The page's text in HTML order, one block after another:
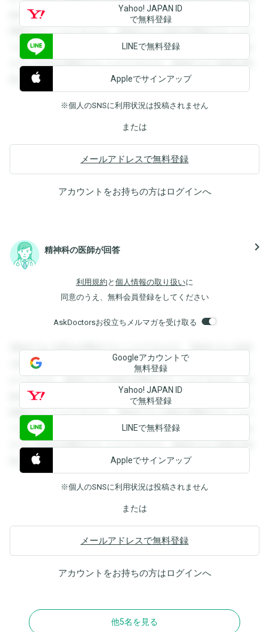
録すると回答を閲覧することができます。登録すると回答を
閲覧することができます。登録すると回答を閲覧することが
できます。登録すると回答を閲覧することができます。登録
すると回答を閲覧することができます。登録すると回答を閲
覧することができます。
Yahoo! JAPAN ID
で無料登録
LINEで無料登録
Appleでサインアップ
※個人のSNSに利用状況は投稿されません
または
メールアドレスで無料登録
アカウントをお持ちの方はログインへ
精神科の医師が回答 navigate_next
利用規約 と 個人情報の取り扱いに
同意のうえ、無料会員登録をしてください
AskDoctorsお役立ちメルマガを受け取る
登録すると回答を閲覧することができます。登録すると回答
を閲覧することができます。登録すると回答を閲覧すること
ができます。登録すると回答を閲覧することができます。登
録すると回答を閲覧することができます。登録すると回答を
閲覧することができます。登録すると回答を閲覧することが
できます。登録すると回答を閲覧することができます。登録
すると回答を閲覧することができます。登録すると回答を閲
覧することができます。
Googleアカウントで
無料登録
Yahoo! JAPAN ID
で無料登録
LINEで無料登録
Appleでサインアップ
※個人のSNSに利用状況は投稿されません
または
メールアドレスで無料登録
アカウントをお持ちの方はログインへ
他5名を見る